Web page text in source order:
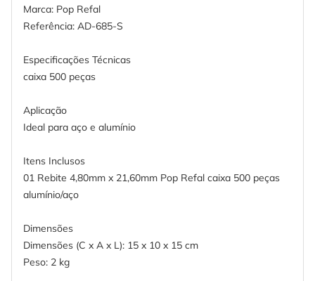
Marca: Pop Refal
Referência: AD-685-S
Especificações Técnicas
caixa 500 peças
Aplicação
Ideal para aço e alumínio
Itens Inclusos
01 Rebite 4,80mm x 21,60mm Pop Refal caixa 500 peças
alumínio/aço
Dimensões
Dimensões (C x A x L): 15 x 10 x 15 cm
Peso: 2 kg